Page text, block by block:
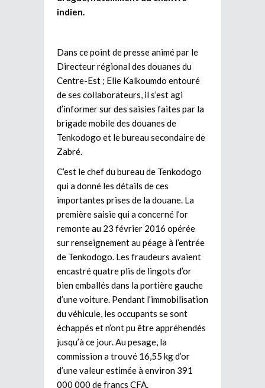
indien.
Dans ce point de presse animé par le
Directeur régional des douanes du
Centre-Est ; Elie Kalkoumdo entouré
de ses collaborateurs, il s’est agi
d’informer sur des saisies faites par la
brigade mobile des douanes de
Tenkodogo et le bureau secondaire de
Zabré.
C’est le chef du bureau de Tenkodogo
qui a donné les détails de ces
importantes prises de la douane. La
première saisie qui a concerné l’or
remonte au 23 février 2016 opérée
sur renseignement au péage à l’entrée
de Tenkodogo. Les fraudeurs avaient
encastré quatre plis de lingots d’or
bien emballés dans la portière gauche
d’une voiture. Pendant l’immobilisation
du véhicule, les occupants se sont
échappés et n’ont pu être appréhendés
jusqu’à ce jour. Au pesage, la
commission a trouvé 16,55 kg d’or
d’une valeur estimée à environ 391
000 000 de francs CFA.